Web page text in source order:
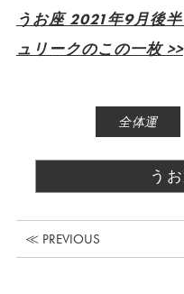
うお座 2021年9月後
ュリークのこの一枚 >>
全体運
う
≪ PREVIOUS